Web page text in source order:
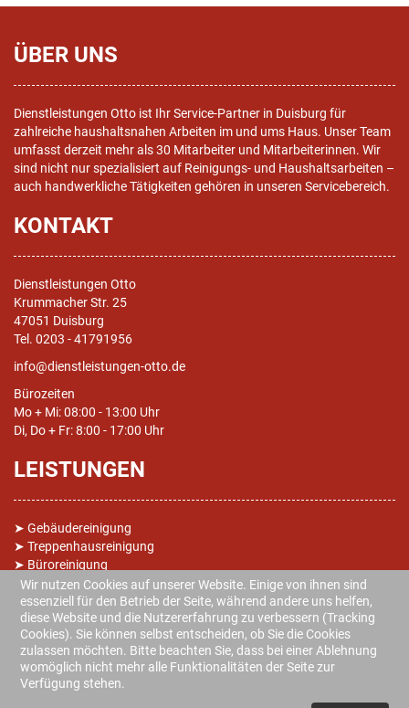
ÜBER UNS
Dienstleistungen Otto ist Ihr Service-Partner in Duisburg für
zahlreiche haushaltsnahen Arbeiten im und ums Haus. Unser Team
umfasst derzeit mehr als 30 Mitarbeiter und Mitarbeiterinnen. Wir
sind nicht nur spezialisiert auf Reinigungs- und Haushaltsarbeiten –
auch handwerkliche Tätigkeiten gehören in unseren Servicebereich.
KONTAKT
Dienstleistungen Otto
Krummacher Str. 25
47051 Duisburg
Tel. 0203 - 41791956
info@dienstleistungen-otto.de
Bürozeiten
Mo + Mi: 08:00 - 13:00 Uhr
Di, Do + Fr: 8:00 - 17:00 Uhr
LEISTUNGEN
➤ Gebäudereinigung
➤ Treppenhausreinigung
➤ Büroreinigung
➤ Grundreinigungen
➤Fensterreinigung
➤ Objektbetreuung
➤Reinigung im Haushalt (Raumpflege)
➤ Garten- und Grundstückspflege
© 2017 Dienstleistungen Otto | Service für
Wir nutzen Cookies auf unserer Website. Einige von ihnen sind
essenziell für den Betrieb der Seite, während andere uns helfen,
diese Website und die Nutzererfahrung zu verbessern (Tracking
Cookies). Sie können selbst entscheiden, ob Sie die Cookies
zulassen möchten. Bitte beachten Sie, dass bei einer Ablehnung
womöglich nicht mehr alle Funktionalitäten der Seite zur
Verfügung stehen.